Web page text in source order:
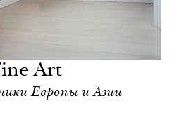
Art
Европы и Азии